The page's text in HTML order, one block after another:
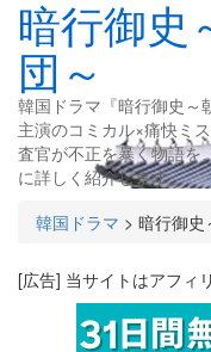
暗行御史
団～
韓国ドラマ『暗行御史～
主演のコミカル×痛快ミ
査官が不正を暴く物語を
に詳しく紹介します。
韓国ドラマ > 暗行御史
[広告] 当サイトはアフィ